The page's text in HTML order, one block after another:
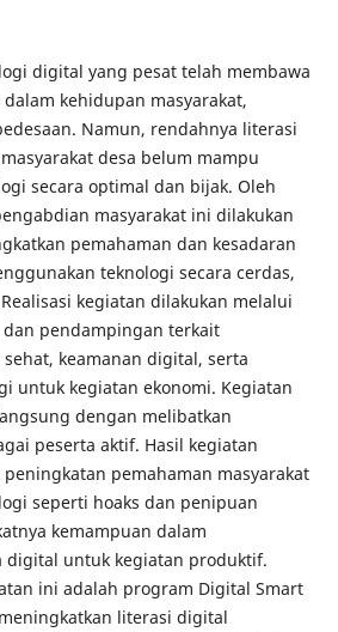
digital yang pesat telah membawa
kehidupan masyarakat,
Namun, rendahnya literasi
desa belum mampu
secara optimal dan bijak. Oleh
masyarakat ini dilakukan
pemahaman dan kesadaran
teknologi secara cerdas,
kegiatan dilakukan melalui
pendampingan terkait
keamanan digital, serta
untuk kegiatan ekonomi. Kegiatan
dengan melibatkan
peserta aktif. Hasil kegiatan
pemahaman masyarakat
seperti hoaks dan penipuan
kemampuan dalam
digital untuk kegiatan produktif.
ini adalah program Digital Smart
literasi digital